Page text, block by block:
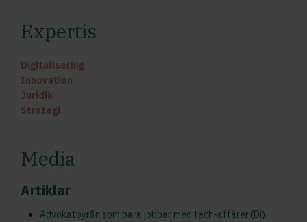
Expertis
Digitalisering
Innovation
Juridik
Strategi
Media
Artiklar
Advokatbyrån som bara jobbar med tech-affärer (Di)